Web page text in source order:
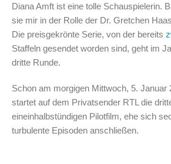
Diana Amft ist eine tolle Schauspielerin.
sie mir in der Rolle der Dr. Gretchen
Die preisgekrönte Serie, von der bereits
Staffeln gesendet worden sind, geht im
dritte Runde.
Schon am morgigen Mittwoch, 5. Januar
startet auf dem Privatsender RTL die
eineinhalbstündigen Pilotfilm, ehe sich
turbulente Episoden anschließen.